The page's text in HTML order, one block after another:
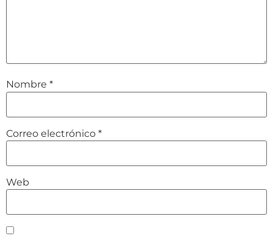
Nombre *
Correo electrónico *
Web